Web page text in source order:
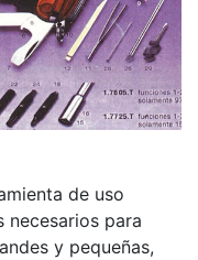
de uso
necesarios para
y pequeñas,